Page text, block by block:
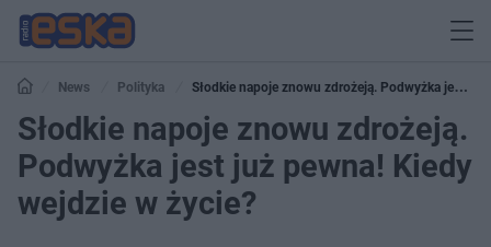
News Polityka
Słodkie napoje znowu zdrożeją. Podwyżka jest już
pewna! Kiedy wejdzie w życie?
Słodkie napoje znowu zdrożeją.
Podwyżka jest już pewna! Kiedy
wejdzie w życie?